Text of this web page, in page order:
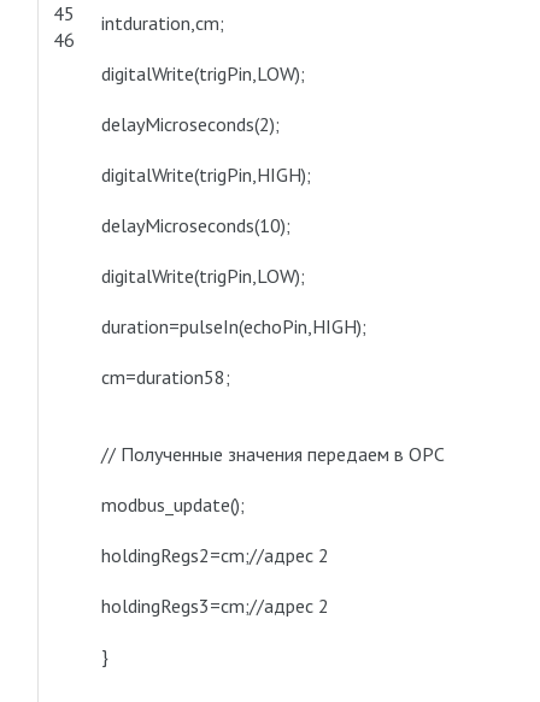
45
46
intduration,cm;
digitalWrite(trigPin,LOW);
delayMicroseconds(2);
digitalWrite(trigPin,HIGH);
delayMicroseconds(10);
digitalWrite(trigPin,LOW);
duration=pulseIn(echoPin,HIGH);
cm=duration58;
// Полученные значения передаем в OPC
modbus_update();
holdingRegs2=cm;//адрес 2
holdingRegs3=cm;//адрес 2
}